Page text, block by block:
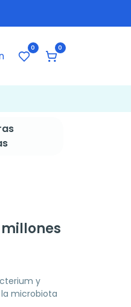
0 0
y
microbiota